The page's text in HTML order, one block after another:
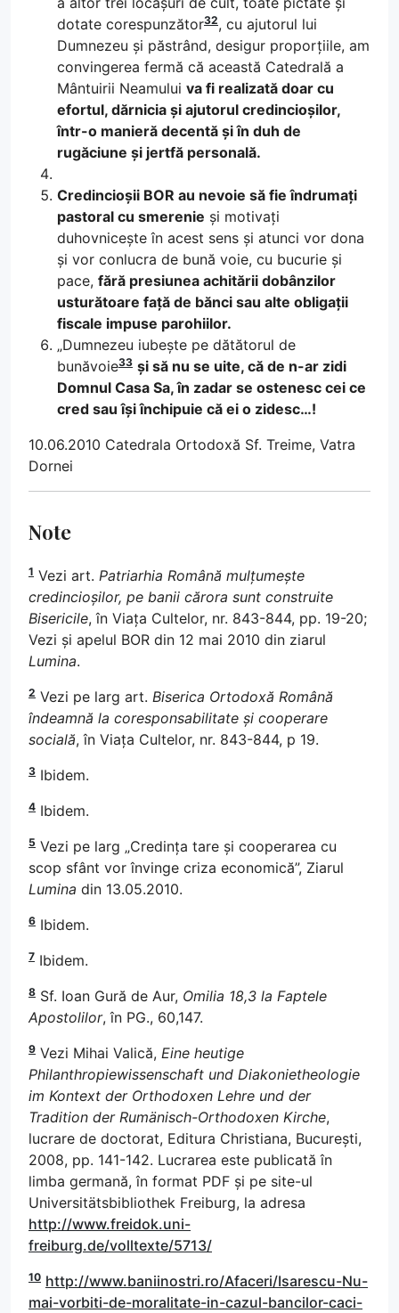
dotate corespunzător32, cu ajutorul lui
Dumnezeu și păstrând, desigur proporțiile, am
convingerea fermă că această Catedrală a
Mântuirii Neamului va fi realizată doar cu
efortul, dărnicia și ajutorul credincioșilor,
într-o manieră decentă și în duh de
rugăciune și jertfă personală.
Credincioșii BOR au nevoie să fie îndrumați
pastoral cu smerenie și motivați
duhovnicește în acest sens și atunci vor dona
și vor conlucra de bună voie, cu bucurie și
pace, fără presiunea achitării dobânzilor
usturătoare față de bănci sau alte obligații
fiscale impuse parohiilor.
„Dumnezeu iubește pe dătătorul de
bunăvoie33 și să nu se uite, că de n-ar zidi
Domnul Casa Sa, în zadar se ostenesc cei ce
cred sau își închipuie că ei o zidesc…!
10.06.2010 Catedrala Ortodoxă Sf. Treime, Vatra
Dornei
Note
1 Vezi art. Patriarhia Română mulțumește
credincioșilor, pe banii cărora sunt construite
Bisericile, în Viața Cultelor, nr. 843-844, pp. 19-20;
Vezi și apelul BOR din 12 mai 2010 din ziarul
Lumina.
2 Vezi pe larg art. Biserica Ortodoxă Română
îndeamnă la coresponsabilitate și cooperare
socială, în Viața Cultelor, nr. 843-844, p 19.
3 Ibidem.
4 Ibidem.
5 Vezi pe larg „Credința tare și cooperarea cu
scop sfânt vor învinge criza economică”, Ziarul
Lumina din 13.05.2010.
6 Ibidem.
7 Ibidem.
8 Sf. Ioan Gură de Aur, Omilia 18,3 la Faptele
Apostolilor, în PG., 60,147.
9 Vezi Mihai Valică, Eine heutige
Philanthropiewissenschaft und Diakonietheologie
im Kontext der Orthodoxen Lehre und der
Tradition der Rumänisch-Orthodoxen Kirche,
lucrare de doctorat, Editura Christiana, București,
2008, pp. 141-142. Lucrarea este publicată în
limba germană, în format PDF și pe site-ul
Universitätsbibliothek Freiburg, la adresa
http://www.freidok.uni-
freiburg.de/volltexte/5713/
10 http://www.baniinostri.ro/Afaceri/Isarescu-Nu-
mai-vorbiti-de-moralitate-in-cazul-bancilor-caci-